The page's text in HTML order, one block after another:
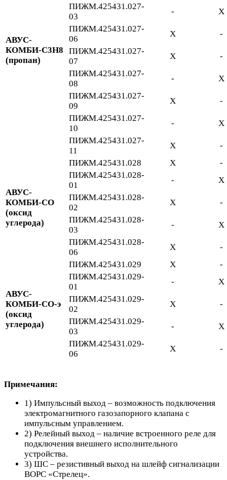
АВУС-
КОМБИ-С3Н8
(пропан)
ПИЖМ.425431.027-
03
-
Х
ПИЖМ.425431.027-
06
Х
-
ПИЖМ.425431.027-
07
Х
-
ПИЖМ.425431.027-
08
-
Х
ПИЖМ.425431.027-
09
Х
-
ПИЖМ.425431.027-
10
-
Х
ПИЖМ.425431.027-
11
Х -
АВУС-
КОМБИ-СО
(оксид
углерода)
ПИЖМ.425431.028 Х
-
ПИЖМ.425431.028-
01
-
Х
ПИЖМ.425431.028-
02
Х
-
ПИЖМ.425431.028-
03
-
Х
ПИЖМ.425431.028-
06
Х -
АВУС-
КОМБИ-СО-э
(оксид
углерода)
ПИЖМ.425431.029 Х
-
ПИЖМ.425431.029-
01
-
Х
ПИЖМ.425431.029-
02
Х
-
ПИЖМ.425431.029-
03
-
Х
ПИЖМ.425431.029-
06
Х -
Примечания:
1) Импульсный выход – возможность подключения
электромагнитного газозапорного клапана с
импульсным управлением.
2) Релейный выход – наличие встроенного реле для
подключения внешнего исполнительного
устройства.
3) ШС – резистивный выход на шлейф сигнализации
ВОРС «Стрелец».